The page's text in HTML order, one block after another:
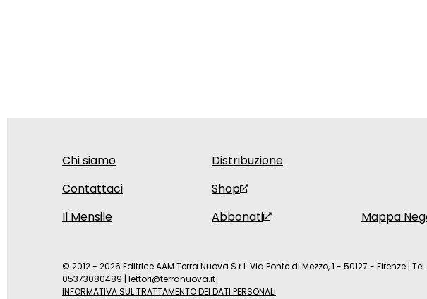
Chi siamo
Contattaci
Il Mensile
Distribuzione
Shop
Abbonati
Mappa
© 2012 - 2026 Editrice AAM Terra Nuova S.r.l. Via Ponte di Mezzo, 1 - 50127 - Firenze | Tel.
05373080489 | lettori@terranuova.it
INFORMATIVA SUL TRATTAMENTO DEI DATI PERSONALI